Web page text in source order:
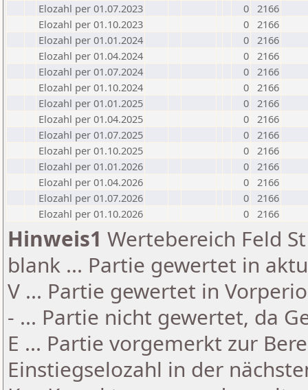
Elozahl per 01.07.2023
0 2166
Elozahl per 01.10.2023
0 2166
Elozahl per 01.01.2024
0 2166
Elozahl per 01.04.2024
0 2166
Elozahl per 01.07.2024
0 2166
Elozahl per 01.10.2024
0 2166
Elozahl per 01.01.2025
0 2166
Elozahl per 01.04.2025
0 2166
Elozahl per 01.07.2025
0 2166
Elozahl per 01.10.2025
0 2166
Elozahl per 01.01.2026
0 2166
Elozahl per 01.04.2026
0 2166
Elozahl per 01.07.2026
0 2166
Elozahl per 01.10.2026
0 2166
Hinweis1 Wertebereich Feld
blank ... Partie gewertet in
V ... Partie gewertet in
- ... Partie nicht gewertet, da
E ... Partie vorgemerkt zur
Einstiegselozahl in der